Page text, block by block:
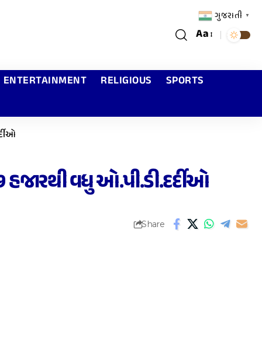
Aa
ENTERTAINMENT RELIGIOUS SPORTS
હજારથી વધુ ઓ.પી.ડી.દર્દીઓ
Share
ગુજરાતી ▼